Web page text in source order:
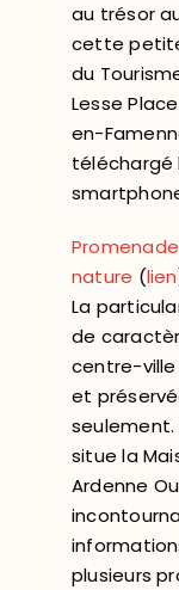
au trésor
cette
du
Lesse
en-
téléchargé
nature (lien
La
de
centre-
et
seulement.
situe la
Ardenne
plusieurs